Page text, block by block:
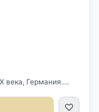
века, Германия.